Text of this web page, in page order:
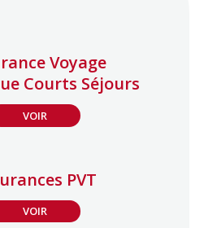
Voyage
Courts Séjours
VOIR
PVT
VOIR